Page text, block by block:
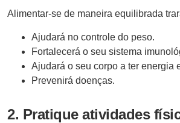
Alimentar-se de maneira equilibrada
Ajudará no controle do peso.
Fortalecerá o seu sistema
Ajudará o seu corpo a ter energia
Prevenirá doenças.
2. Pratique atividades